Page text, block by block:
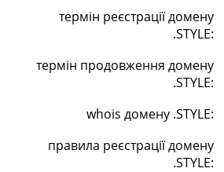
термін реєстрації домену
.STYLE:
термін продовження домену
.STYLE:
whois домену .STYLE:
правила реєстрації домену
.STYLE: